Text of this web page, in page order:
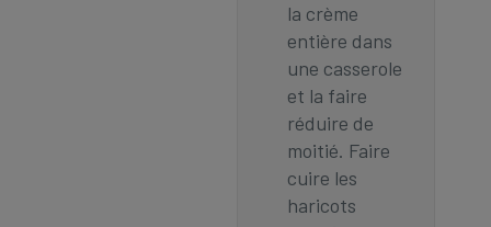
la crème
entière dans
une casserole
et la faire
réduire de
moitié. Faire
cuire les
haricots